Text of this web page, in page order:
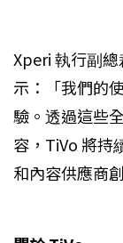
Xperi 執行副
示：「我們的
驗。透過這些
容，TiVo 將持
和內容供應商